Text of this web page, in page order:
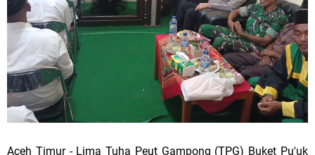
Aceh Timur - Lima Tuha Peut Gampong (TPG) Buket Pu'uk